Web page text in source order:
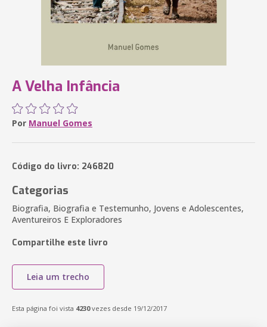
A Velha Infância
Por Manuel Gomes
Código do livro: 246820
Categorias
Biografia, Biografia e Testemunho, Jovens e Adolescentes,
Aventureiros E Exploradores
Compartilhe este livro
Leia um trecho
Esta página foi vista 4230vezes desde 19/12/2017